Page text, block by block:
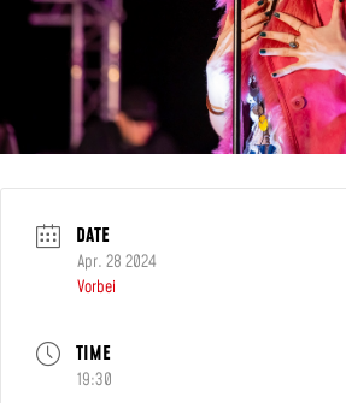
DATE
Apr. 28 2024
Vorbei
TIME
19:30